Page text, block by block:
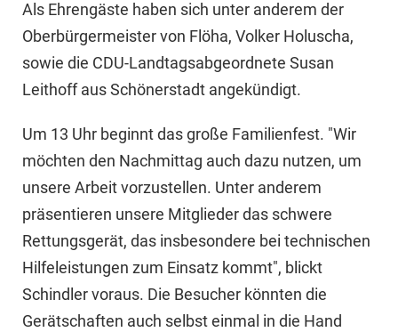
Als Ehrengäste haben sich unter anderem der
Oberbürgermeister von Flöha, Volker Holuscha,
sowie die CDU-Landtagsabgeordnete Susan
Leithoff aus Schönerstadt angekündigt.
Um 13 Uhr beginnt das große Familienfest. "Wir
möchten den Nachmittag auch dazu nutzen, um
unsere Arbeit vorzustellen. Unter anderem
präsentieren unsere Mitglieder das schwere
Rettungsgerät, das insbesondere bei technischen
Hilfeleistungen zum Einsatz kommt", blickt
Schindler voraus. Die Besucher könnten die
Gerätschaften auch selbst einmal in die Hand